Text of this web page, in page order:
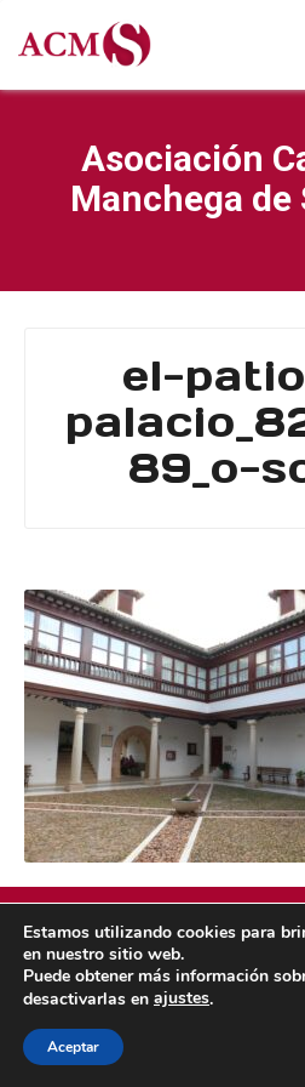
Asociación
Manchega de
el-
89_o-
POLÍTICA DE COOKIES POLÍTICA
Estamos utilizando cookies para
en nuestro sitio web.
Puede obtener más información
desactivarlas en ajustes.
Aceptar